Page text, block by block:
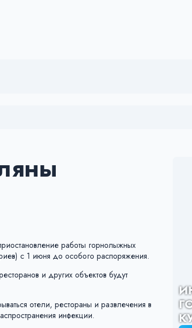
работы горнолыжных
с 1 июня до особого распоряжения.
и других объектов будут
отели, рестораны и развлечения в
инфекции.